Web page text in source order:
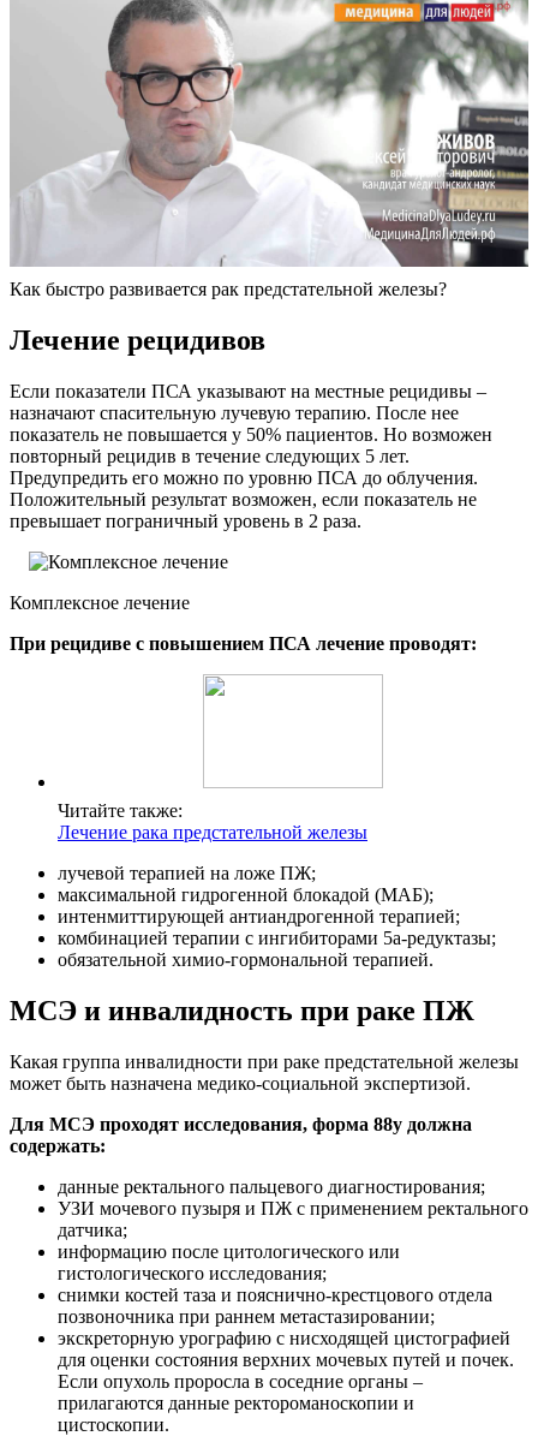
Как быстро развивается рак предстательной железы?
Лечение рецидивов
Если показатели ПСА указывают на местные рецидивы –
назначают спасительную лучевую терапию. После нее
показатель не повышается у 50% пациентов. Но возможен
повторный рецидив в течение следующих 5 лет.
Предупредить его можно по уровню ПСА до облучения.
Положительный результат возможен, если показатель не
превышает пограничный уровень в 2 раза.
Комплексное лечение
При рецидиве с повышением ПСА лечение проводят:
Читайте также:
Лечение рака предстательной железы
лучевой терапией на ложе ПЖ;
максимальной гидрогенной блокадой (МАБ);
интенмиттирующей антиандрогенной терапией;
комбинацией терапии с ингибиторами 5а-редуктазы;
обязательной химио-гормональной терапией.
МСЭ и инвалидность при раке ПЖ
Какая группа инвалидности при раке предстательной железы
может быть назначена медико-социальной экспертизой.
Для МСЭ проходят исследования, форма 88у должна
содержать:
данные ректального пальцевого диагностирования;
УЗИ мочевого пузыря и ПЖ с применением ректального
датчика;
информацию после цитологического или
гистологического исследования;
снимки костей таза и пояснично-крестцового отдела
позвоночника при раннем метастазировании;
экскреторную урографию с нисходящей цистографией
для оценки состояния верхних мочевых путей и почек.
Если опухоль проросла в соседние органы –
прилагаются данные ректороманоскопии и
цистоскопии.